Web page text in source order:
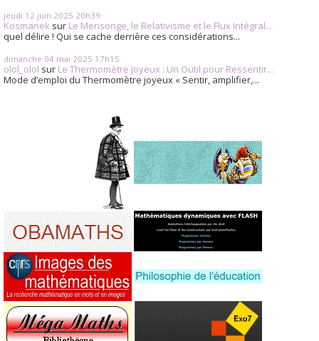
jeudi 12 juin 2025 20h39
Kosmanek sur Le Mensonge, le Relativisme et le Flux Intégral...
quel délire ! Qui se cache derrière ces considérations...
dimanche 04 mai 2025 17h15
olol_olol sur Le Thermomètre Joyeux : Un Outil pour Ressentir...
Mode d’emploi du Thermomètre joyeux « Sentir, amplifier,...